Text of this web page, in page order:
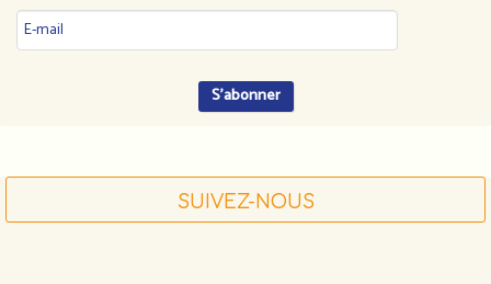
SUIVEZ-NOUS